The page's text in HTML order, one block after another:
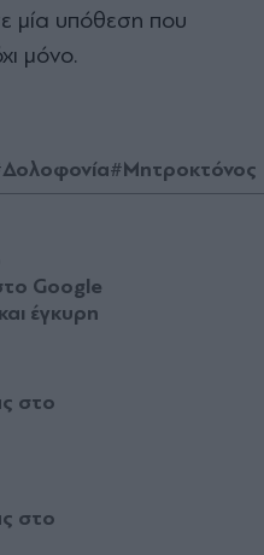
μία υπόθεση που
μόνο.
#Μητροκτόνος
Google
έγκυρη
στο
στο